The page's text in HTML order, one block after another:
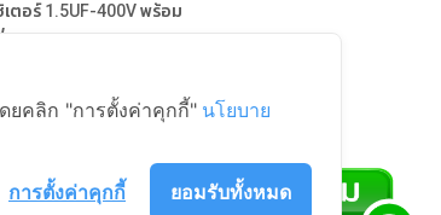
เตอร์ 1.5UF-400V พร้อม
฿35
ยคลิก "การตั้งค่าคุกกี้" นโยบาย
ยอมรับทั้งหมด
การตั้งค่าคุกกี้